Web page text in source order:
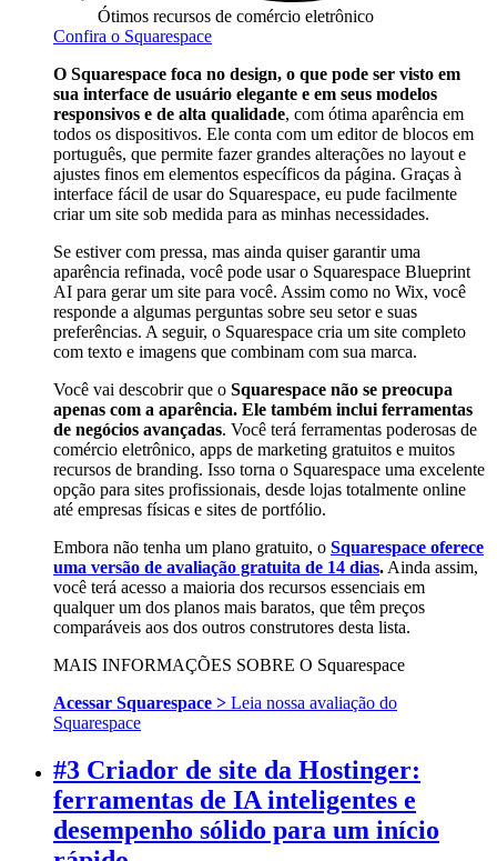
Ótimos recursos de comércio eletrônico
Confira o Squarespace
O Squarespace foca no design, o que pode ser visto em
sua interface de usuário elegante e em seus modelos
responsivos e de alta qualidade, com ótima aparência em
todos os dispositivos. Ele conta com um editor de blocos em
português, que permite fazer grandes alterações no layout e
ajustes finos em elementos específicos da página. Graças à
interface fácil de usar do Squarespace, eu pude facilmente
criar um site sob medida para as minhas necessidades.
Se estiver com pressa, mas ainda quiser garantir uma
aparência refinada, você pode usar o Squarespace Blueprint
AI para gerar um site para você. Assim como no Wix, você
responde a algumas perguntas sobre seu setor e suas
preferências. A seguir, o Squarespace cria um site completo
com texto e imagens que combinam com sua marca.
Você vai descobrir que o Squarespace não se preocupa
apenas com a aparência. Ele também inclui ferramentas
de negócios avançadas. Você terá ferramentas poderosas de
comércio eletrônico, apps de marketing gratuitos e muitos
recursos de branding. Isso torna o Squarespace uma excelente
opção para sites profissionais, desde lojas totalmente online
até empresas físicas e sites de portfólio.
Embora não tenha um plano gratuito, o Squarespace oferece
uma versão de avaliação gratuita de 14 dias. Ainda assim,
você terá acesso a maioria dos recursos essenciais em
qualquer um dos planos mais baratos, que têm preços
comparáveis ​​aos dos outros construtores desta lista.
MAIS INFORMAÇÕES SOBRE O Squarespace
Acessar Squarespace > Leia nossa avaliação do
Squarespace
#3 Criador de site da Hostinger:
ferramentas de IA inteligentes e
desempenho sólido para um início